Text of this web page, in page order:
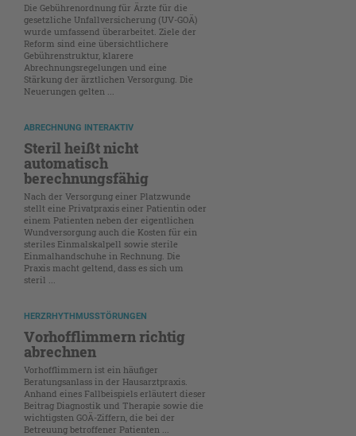
Die Gebührenordnung für Ärzte für die
gesetzliche Unfallversicherung (UV-GOÄ)
wurde umfassend überarbeitet. Ziele der
Reform sind eine übersichtlichere
Gebührenstruktur, klarere
Abrechnungsregelungen und eine
Stärkung der ärztlichen Versorgung. Die
Neuerungen gelten ...
ABRECHNUNG INTERAKTIV
Steril heißt nicht
automatisch
berechnungsfähig
Nach der Versorgung einer Platzwunde
stellt eine Privatpraxis einer Patientin oder
einem Patienten neben der eigentlichen
Wundversorgung auch die Kosten für ein
steriles Einmalskalpell sowie sterile
Einmalhandschuhe in Rechnung. Die
Praxis macht geltend, dass es sich um
steril ...
HERZRHYTHMUSSTÖRUNGEN
Vorhofflimmern richtig
abrechnen
Vorhofflimmern ist ein häufiger
Beratungsanlass in der Hausarztpraxis.
Anhand eines Fallbeispiels erläutert dieser
Beitrag Diagnostik und Therapie sowie die
wichtigsten GOÄ-Ziffern, die bei der
Betreuung betroffener Patienten ...